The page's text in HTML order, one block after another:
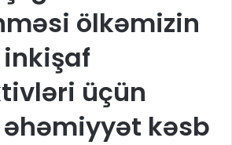
ölkəmizin
üçün
kəsb